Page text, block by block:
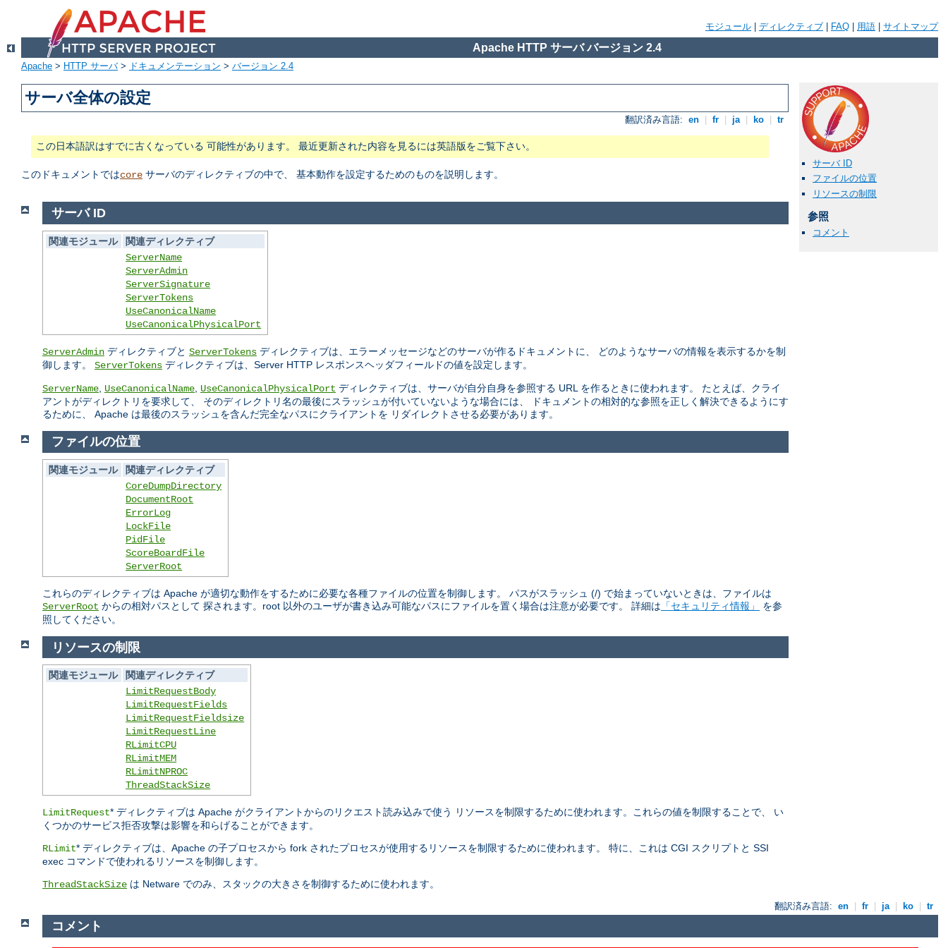
モジュール ディレクティブ FAQ 用語 サイトマップ
Apache HTTP サーバ バージョン 2.4
Apache > HTTP サーバ> ドキュメンテーション > バージョン 2.4
サーバ全体の設定
翻訳済み言語: en fr ja ko tr
この日本語訳はすでに古くなっている 可能性があります。 最近更新された内容を見るには英語版をご覧下さい。
このドキュメントではcore サーバのディレクティブの中で、 基本動作を設定するためのものを説明します。
サーバ ID
ファイルの位置
リソースの制限
参照
コメント
サーバ ID
関連モジュール
関連ディレクティブ
ServerName
ServerAdmin
ServerSignature
ServerTokens
UseCanonicalName
UseCanonicalPhysicalPort
ServerAdmin ディレクティブと ServerTokens ディレクティブは、エラーメッセージなどのサーバが作るドキュメントに、 どのようなサーバの情報を表示するかを制
御します。 ServerTokens ディレクティブは、Server HTTP レスポンスヘッダフィールドの値を設定します。
ServerName UseCanonicalName UseCanonicalPhysicalPort ディレクティブは、サーバが自分自身を参照する URL を作るときに使われます。 たとえば、クライ
アントがディレクトリを要求して、 そのディレクトリ名の最後にスラッシュが付いていないような場合には、 ドキュメントの相対的な参照を正しく解決できるようにす
るために、 Apache は最後のスラッシュを含んだ完全なパスにクライアントを リダイレクトさせる必要があります。
ファイルの位置
関連モジュール
関連ディレクティブ
CoreDumpDirectory
DocumentRoot
ErrorLog
LockFile
PidFile
ScoreBoardFile
ServerRoot
これらのディレクティブは Apache が適切な動作をするために必要な各種ファイルの位置を制御します。 パスがスラッシュ (/) で始まっていないときは、ファイルは
ServerRoot からの相対パスとして 探されます。root 以外のユーザが書き込み可能なパスにファイルを置く場合は注意が必要です。 詳細は 「セキュリティ情報」
を参
照してください。
リソースの制限
関連モジュール
関連ディレクティブ
LimitRequestBody
LimitRequestFields
LimitRequestFieldsize
LimitRequestLine
RLimitCPU
RLimitMEM
RLimitNPROC
ThreadStackSize
LimitRequest* ディレクティブは Apache がクライアントからのリクエスト読み込みで使う リソースを制限するために使われます。これらの値を制限することで、 い
くつかのサービス拒否攻撃は影響を和らげることができます。
RLimit* ディレクティブは、Apache の子プロセスから fork されたプロセスが使用するリソースを制限するために使われます。 特に、これは CGI スクリプトと SSI
exec コマンドで使われるリソースを制御します。
ThreadStackSize は Netware でのみ、スタックの大きさを制御するために使われます。
翻訳済み言語: en fr ja ko tr
コメント